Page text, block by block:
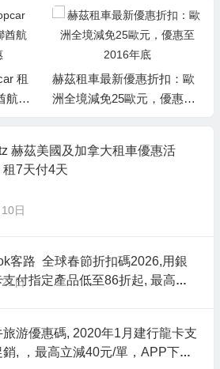
租
航空
赫茲租車最新優惠折扣：歐
洲全境減免25歐元，優惠至2
赫茲美國及加拿大租車優惠活
租7天付4天
日
客路 全球春節折扣碼2026,用銀
付指定產品低至86折起, 最高滿1
日
旅游優惠碼, 2020年1月建行龍卡支
銷, ，最高立減40元/單，APP下单